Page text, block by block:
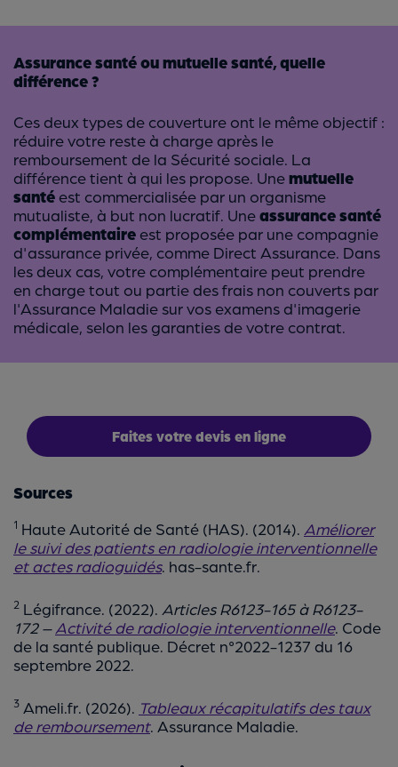
Assurance santé ou mutuelle santé, quelle
différence ?
Ces deux types de couverture ont le même objectif :
réduire votre reste à charge après le
remboursement de la Sécurité sociale. La
différence tient à qui les propose. Unemutuelle
santé est commercialisée par un organisme
mutualiste, à but non lucratif. Uneassurance santé
complémentaire est proposée par une compagnie
d'assurance privée, comme Direct Assurance. Dans
les deux cas, votre complémentaire peut prendre
en charge tout ou partie des frais non couverts par
l'Assurance Maladie sur vos examens d'imagerie
médicale, selon les garanties de votre contrat.
Faites votre devis en ligne
Sources
1 Haute Autorité de Santé (HAS). (2014). Améliorer
le suivi des patients en radiologie interventionnelle
et actes radioguidés. has-sante.fr.
2 Légifrance. (2022). Articles R6123-165 à R6123-
172 – Activité de radiologie interventionnelle. Code
de la santé publique. Décret n°2022-1237 du 16
septembre 2022.
3 Ameli.fr. (2026). Tableaux récapitulatifs des taux
de remboursement. Assurance Maladie.